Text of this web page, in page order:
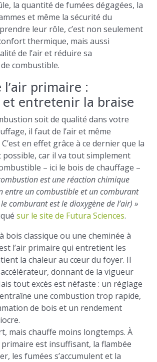
la quantité de fumées dégagées, la
et même la sécurité du
leur rôle, c’est non seulement
thermique, mais aussi
de l’air et réduire sa
combustible.
l’air primaire :
entretenir la braise
soit de qualité dans votre
il faut de l’air et même
C’est en effet grâce à ce dernier que la
car il va tout simplement
– ici le bois de chauffage –
est une réaction chimique
entre un combustible et un comburant
comburant est le dioxygène de l’air) »
sur le site de Futura Sciences.
bois classique ou une cheminée à
l’air primaire qui entretient les
la chaleur au cœur du foyer. Il
donnant de la vigueur
tout excès est néfaste : un réglage
une combustion trop rapide,
de bois et un rendement
mais chauffe moins longtemps. À
primaire est insuffisant, la flambée
les fumées s’accumulent et la